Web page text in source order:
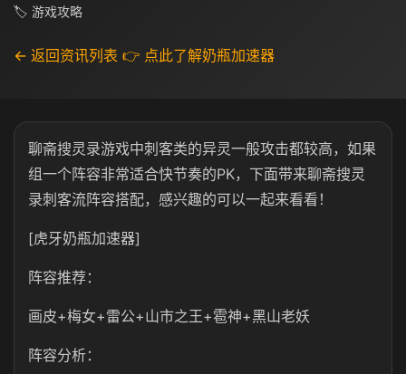
🏷 游戏攻略
← 返回资讯列表 👉 点此了解奶瓶加速器
聊斋搜灵录游戏中刺客类的异灵一般攻击都较高，如果
组一个阵容非常适合快节奏的PK，下面带来聊斋搜灵
录刺客流阵容搭配，感兴趣的可以一起来看看！
[虎牙奶瓶加速器]
阵容推荐：
画皮+梅女+雷公+山市之王+雹神+黑山老妖
阵容分析：